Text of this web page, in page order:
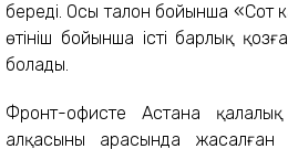
береді. Осы талон бойынша «Сот
өтініш бойынша істің барлық
болады.
Фронт-офисте Астана
алқасының арасында жасалған